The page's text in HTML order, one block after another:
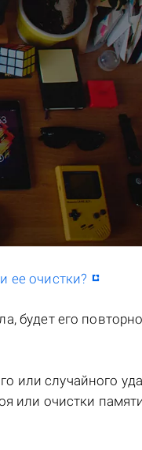
ее очистки?
будет его
или случайного
или очистки